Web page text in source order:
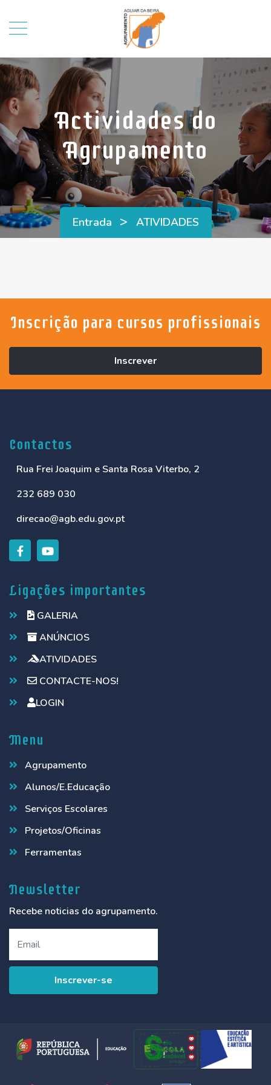
Actividades do
Agrupamento
Entrada > ATIVIDADES
Inscrição para cursos profissionais
Inscrever
Contactos
Rua Frei Joaquim e Santa Rosa Viterbo, 2
232 689 030
direcao@agb.edu.gov.pt
Ligações importantes
GALERIA
ANÚNCIOS
ATIVIDADES
CONTACTE-NOS!
LOGIN
Menu
Agrupamento
Alunos/E.Educação
Serviços Escolares
Projetos/Oficinas
Ferramentas
Newsletter
Recebe noticias do agrupamento.